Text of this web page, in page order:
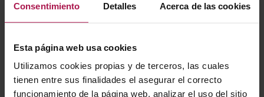
Consentimiento Detalles Acerca de las cookies
Esta página web usa cookies
Utilizamos cookies propias y de terceros, las cuales
tienen entre sus finalidades el asegurar el correcto
funcionamiento de la página web, analizar el uso del sitio
36,70 € 9,95 €